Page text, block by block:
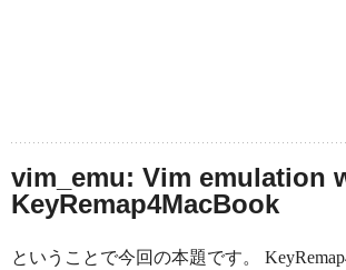
vim_emu: Vim emulation
KeyRemap4MacBook
ということで今回の本題です。